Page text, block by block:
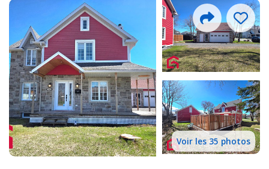
Voir les 35 photos